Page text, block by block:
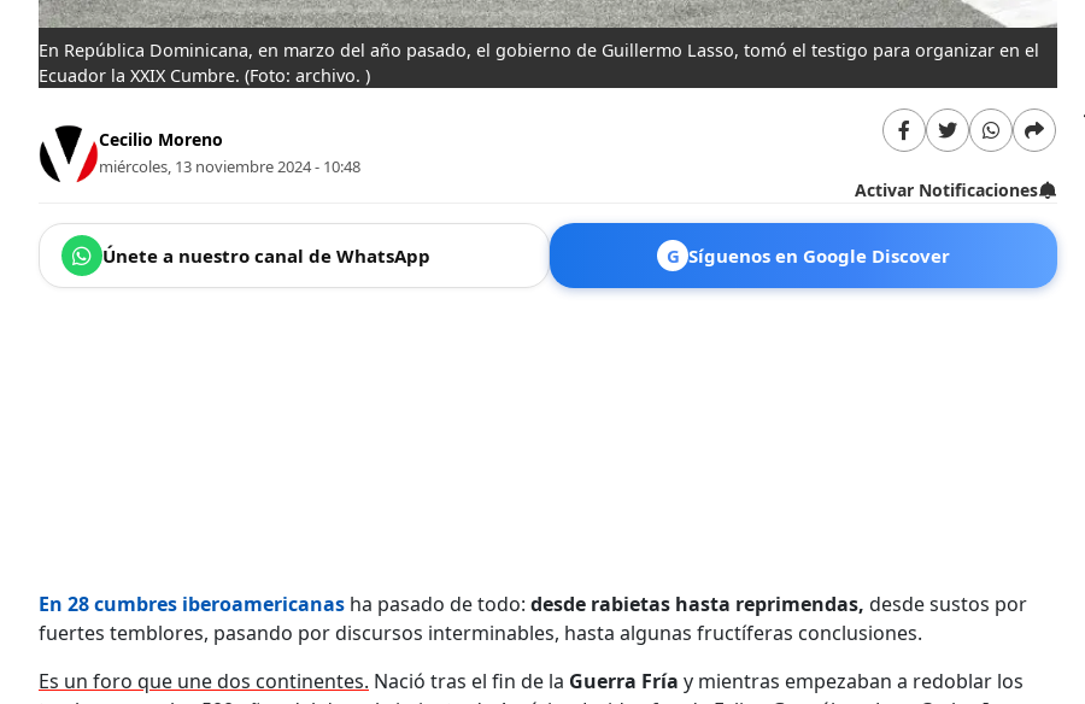
En República Dominicana, en marzo del año pasado, el gobierno de Guillermo Lasso, tomó el testigo para organizar en el
Ecuador la XXIX Cumbre. (Foto: archivo. )
Cecilio Moreno
miércoles, 13 noviembre 2024 - 10:48
Activar Notificaciones
Únete a nuestro canal de WhatsApp G Síguenos en Google Discover
En 28cumbres iberoamericanas ha pasado de todo: desde rabietas hasta reprimendas, desde sustos por
fuertes temblores, pasando por discursos interminables, hasta algunas fructíferas conclusiones.
Es un foro que une dos continentes. Nació tras el fin de la Guerra Fría y mientras empezaban a redoblar los